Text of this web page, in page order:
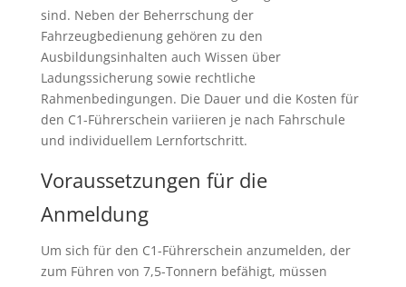
sind. Neben der Beherrschung der
Fahrzeugbedienung gehören zu den
Ausbildungsinhalten auch Wissen über
Ladungssicherung sowie rechtliche
Rahmenbedingungen. Die Dauer und die Kosten für
den C1-Führerschein variieren je nach Fahrschule
und individuellem Lernfortschritt.
Voraussetzungen für die
Anmeldung
Um sich für den C1-Führerschein anzumelden, der
zum Führen von 7,5-Tonnern befähigt, müssen